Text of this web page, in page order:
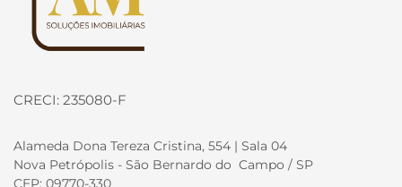
CRECI: 235080-F
Alameda Dona Tereza Cristina, 554 | Sala 04
Nova Petrópolis - São Bernardo do Campo / SP
CEP: 09770-330